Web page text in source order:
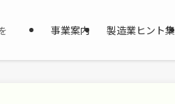
事業案内 製造業ヒント集